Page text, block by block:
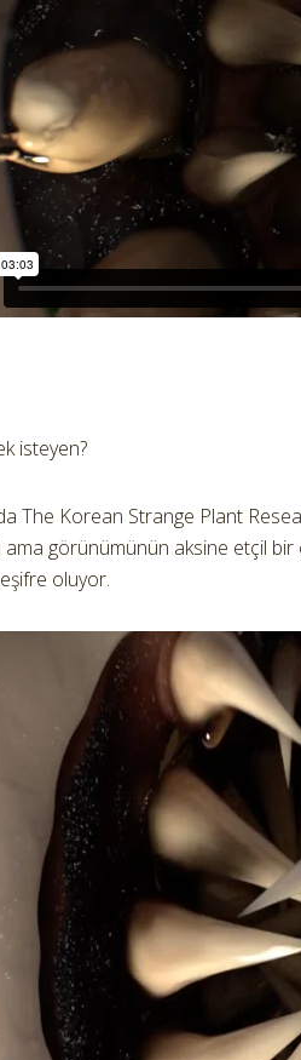
isteyen?
The Korean Strange Plant
görünümünün aksine etçil
oluyor.